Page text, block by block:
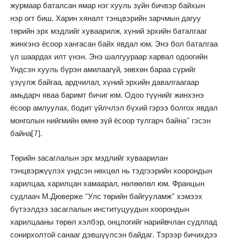
журмаар баталсан ямар нэг хууль зүйн бичвэр байхын
нэр огт биш. Харин хяналт тэнцвэрийн зарчмын дагуу
төрийн эрх мэдлийг хуваарилж, хүний эрхийн баталгааг
жинхэнэ ёсоор хангасан байх явдал юм. Энэ бол баталгаа
үл шаардах илт үнэн. Энэ шалгуураар харвал одоогийн
Үндсэн хууль бүрэн амилаагүй, зөвхөн бараа сүрийг
үзүүлж байгаа, ардчилал, хүний эрхийн давалгаагаар
амьдарч яваа баримт бичиг юм. Одоо түүнийг жинхэнэ
ёсоор амлуулах, бодит үйлчлэл бүхий гэрээ болгох явдал
монголын нийгмийн өмнө зүй ёсоор тулгарч байна” гэсэн
байна[7].
Төрийн засаглалын эрх мэдлийг хуваарилан
тэнцвэржүүлэх үндсэн нөхцөл нь тэдгээрийн хоорондын
харилцаа, харилцан хамаарал, нөлөөлөл юм. Францын
судлаач М.Дюверже “Улс төрийн байгууламж” хэмээх
бүтээлдээ засаглалын институцуудын хоорондын
харилцааны төрөл хэлбэр, онцлогийг нарийвчлан судлпад
сонирхолтой санааг дэвшүүлсэн байдаг. Тэрээр бичихдээ